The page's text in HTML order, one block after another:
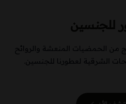
للجنسين
من الحمضيات المنعشة والروائح
الشرقية لعطورنا للجنسين.